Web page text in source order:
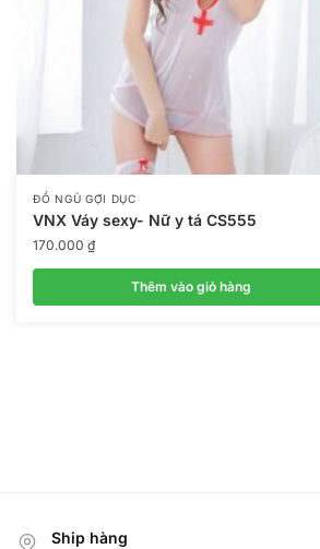
ĐỒ NGŨ GỢI DỤC
VNX Váy sexy- Nữ y tá CS555
170.000 ₫
Thêm vào giỏ hàng
Ship hàng